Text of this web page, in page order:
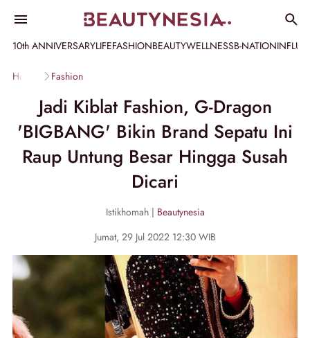
10th ANNIVERSARYLIFEFASHIONBEAUTYWELLNESSB-NATION
Home Fashion
Jadi Kiblat Fashion, G-Dragon
'BIGBANG' Bikin Brand Sepatu Ini
Raup Untung Besar Hingga Susah
Dicari
Istikhomah | Beautynesia
Jumat, 29 Jul 2022 12:30 WIB